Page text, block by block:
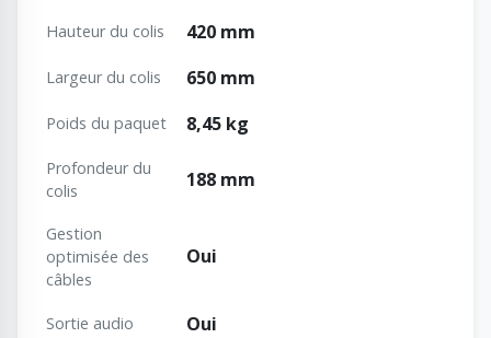
Hauteur du colis 420 mm
Largeur du colis 650 mm
Poids du paquet 8,45 kg
Profondeur du
colis
188 mm
Gestion
optimisée des
câbles
Oui
Sortie audio Oui